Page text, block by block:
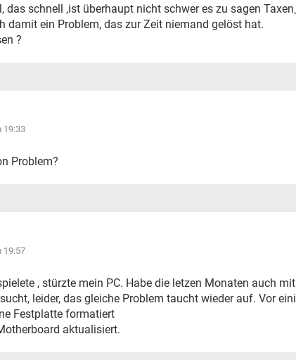
das schnell ,ist überhaupt nicht schwer es zu sagen
damit ein Problem, das zur Zeit niemand gelöst hat.
?
19:33
Problem?
19:57
, stürzte mein PC. Habe die letzen Monaten auch mit
leider, das gleiche Problem taucht wieder auf. Vor
Festplatte formatiert
aktualisiert.